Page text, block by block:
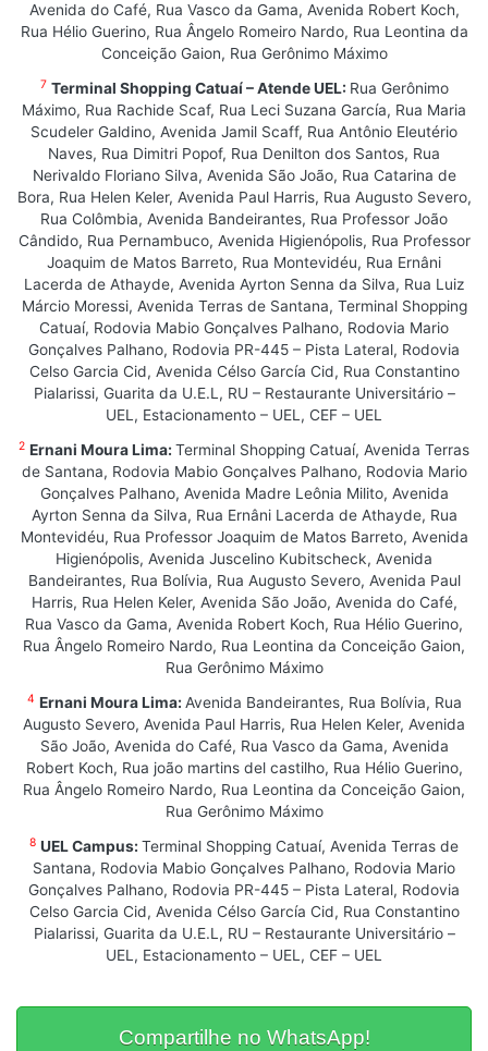
Avenida do Café, Rua Vasco da Gama, Avenida Robert Koch,
Rua Hélio Guerino, Rua Ângelo Romeiro Nardo, Rua Leontina da
Conceição Gaion, Rua Gerônimo Máximo
7 Terminal Shopping Catuaí – Atende UEL: Rua Gerônimo
Máximo, Rua Rachide Scaf, Rua Leci Suzana García, Rua Maria
Scudeler Galdino, Avenida Jamil Scaff, Rua Antônio Eleutério
Naves, Rua Dimitri Popof, Rua Denilton dos Santos, Rua
Nerivaldo Floriano Silva, Avenida São João, Rua Catarina de
Bora, Rua Helen Keler, Avenida Paul Harris, Rua Augusto Severo,
Rua Colômbia, Avenida Bandeirantes, Rua Professor João
Cândido, Rua Pernambuco, Avenida Higienópolis, Rua Professor
Joaquim de Matos Barreto, Rua Montevidéu, Rua Ernâni
Lacerda de Athayde, Avenida Ayrton Senna da Silva, Rua Luiz
Márcio Moressi, Avenida Terras de Santana, Terminal Shopping
Catuaí, Rodovia Mabio Gonçalves Palhano, Rodovia Mario
Gonçalves Palhano, Rodovia PR-445 – Pista Lateral, Rodovia
Celso Garcia Cid, Avenida Célso García Cid, Rua Constantino
Pialarissi, Guarita da U.E.L, RU – Restaurante Universitário –
UEL, Estacionamento – UEL, CEF – UEL
2 Ernani Moura Lima: Terminal Shopping Catuaí, Avenida Terras
de Santana, Rodovia Mabio Gonçalves Palhano, Rodovia Mario
Gonçalves Palhano, Avenida Madre Leônia Milito, Avenida
Ayrton Senna da Silva, Rua Ernâni Lacerda de Athayde, Rua
Montevidéu, Rua Professor Joaquim de Matos Barreto, Avenida
Higienópolis, Avenida Juscelino Kubitscheck, Avenida
Bandeirantes, Rua Bolívia, Rua Augusto Severo, Avenida Paul
Harris, Rua Helen Keler, Avenida São João, Avenida do Café,
Rua Vasco da Gama, Avenida Robert Koch, Rua Hélio Guerino,
Rua Ângelo Romeiro Nardo, Rua Leontina da Conceição Gaion,
Rua Gerônimo Máximo
4 Ernani Moura Lima: Avenida Bandeirantes, Rua Bolívia, Rua
Augusto Severo, Avenida Paul Harris, Rua Helen Keler, Avenida
São João, Avenida do Café, Rua Vasco da Gama, Avenida
Robert Koch, Rua joão martins del castilho, Rua Hélio Guerino,
Rua Ângelo Romeiro Nardo, Rua Leontina da Conceição Gaion,
Rua Gerônimo Máximo
8 UEL Campus: Terminal Shopping Catuaí, Avenida Terras de
Santana, Rodovia Mabio Gonçalves Palhano, Rodovia Mario
Gonçalves Palhano, Rodovia PR-445 – Pista Lateral, Rodovia
Celso Garcia Cid, Avenida Célso García Cid, Rua Constantino
Pialarissi, Guarita da U.E.L, RU – Restaurante Universitário –
UEL, Estacionamento – UEL, CEF – UEL
Compartilhe no WhatsApp!